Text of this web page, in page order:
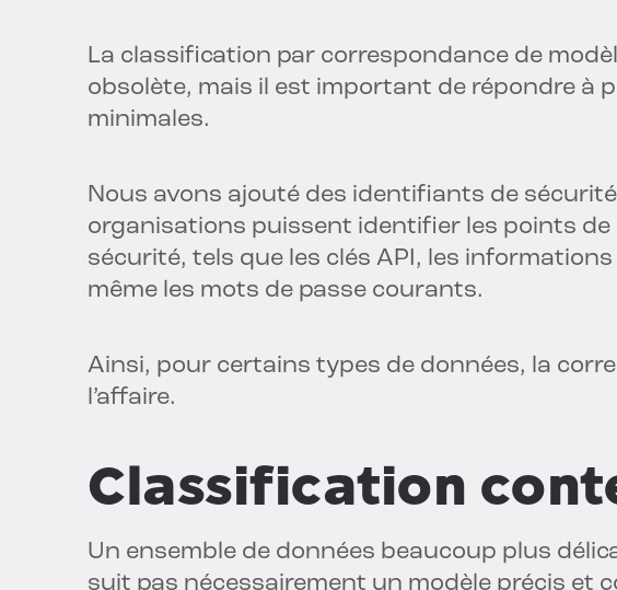
La classification par correspondance de
obsolète, mais il est important de répondre à
minimales.
Nous avons ajouté des identifiants de
organisations puissent identifier les points de
sécurité, tels que les clés API, les
même les mots de passe courants.
Ainsi, pour certains types de données, la
l’affaire.
Classification
Un ensemble de données beaucoup plus
suit pas nécessairement un modèle précis et